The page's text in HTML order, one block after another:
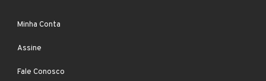
Minha Conta
Assine
Fale Conosco